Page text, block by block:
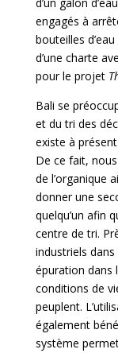
engagés à
bouteilles
d’une charte
pour le projet
Bali se
et du tri des
existe à
De ce fait,
de l’organique
donner une
quelqu’un afin
centre de tri.
industriels
épuration dans
conditions de
peuplent.
également
système